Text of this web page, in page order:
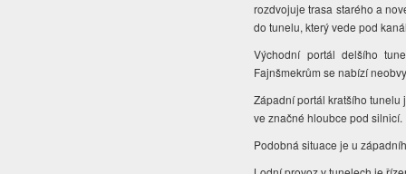
rozdvojuje trasa starého a
do tunelu, který vede pod
Východní portál delšího
Fajnšmekrům se nabízí
Západní portál kratšího
ve značné hloubce pod
Podobná situace je u